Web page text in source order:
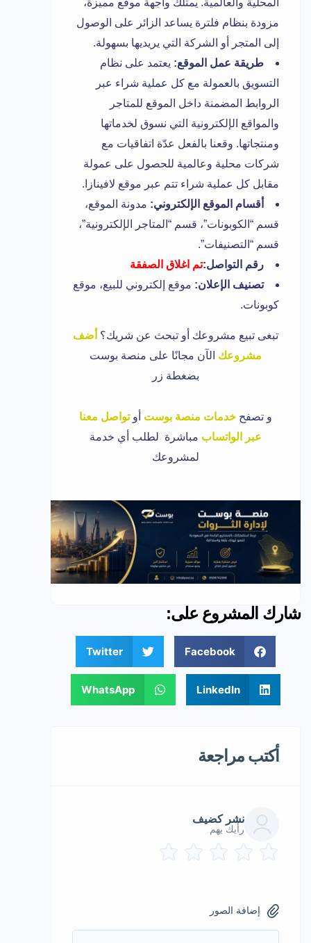
المحلية والعالمية. يمتلك واجهة موقع مميزة،
مزودة بنظام فلترة يساعد الزائر على الوصول
إلى المتجر أو الشركة التي يريديها بسهولة.
طريقة عمل الموقع: يعتمد على نظام
التسويق بالعمولة مع كل عملية شراء عبر
الروابط المضمنة داخل الموقع للمتاجر
والمواقع الإلكترونية التي نسوق لخدماتها
ومنتجاتها. وقعنا بالفعل عدّة اتفاقيات مع
شركات محلية وعالمية للحصول على عمولة
مقابل كل عملية شراء تتم عبر موقع لافينازا.
أقسام الموقع الإلكتروني: مدونة الموقع،
قسم “الكوبونات”، قسم “المتاجر الإلكترونية”،
قسم “التصنيفات”.
رقم التواصل:تم اغلاق الصفقة
تصنيف الإعلان: موقع إلكتروني للبيع، موقع
كوبونات.
تبغى تبيع مشروعك أو تبحث عن شريك؟ أضف
مشروعك الآن مجانًا على منصة بوست
بضغطة زر
و تصفح خدمات منصة بوست أو تواصل معنا
عبر الواتساب مباشرة لطلب أي خدمة
لمشروعك
شارك المشروع على:
Facebook
Twitter
LinkedIn
WhatsApp
أكتب مراجعة
نشر كضيف
رأيك يهم
إضافة الصور